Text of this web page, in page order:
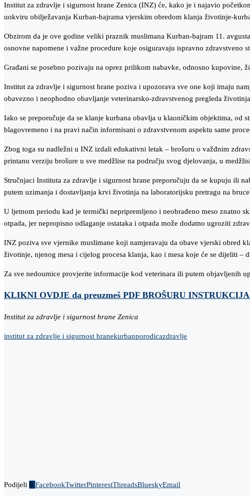
Institut za zdravlje i sigurnost hrane Zenica (INZ) će, kako je i najavio
uokviru obilježavanja Kurban-bajrama vjerskim obredom klanja životinje-
Obzirom da je ove godine veliki praznik muslimana Kurban-bajram 11.
osnovne napomene i važne procedure koje osiguravaju ispravno zdravstveno
Građani se posebno pozivaju na oprez prilikom nabavke, odnosno
Institut za zdravlje i sigurnost hrane poziva i upozorava sve one koji imaju
obavezno i neophodno obavljanje veterinarsko-zdravstvenog pregleda
Iako se preporučuje da se klanje kurbana obavlja u klaoničkim objektima, od
blagovremeno i na pravi način informisani o zdravstvenom aspektu same
Zbog toga su nadležni u INZ izdali edukativni letak – brošuru o važđnim
printanu verziju brošure u sve medžlise na području svog djelovanja, u
Stručnjaci Instituta za zdravlje i sigurnost hrane preporučuju da se kupuju ili
putem uzimanja i dostavljanja krvi životinja na laboratorijsku pretragu na
U ljetnom periodu kad je termički nepripremljeno i neobrađeno meso znatno
otpada, jer nepropisno odlaganje ostataka i otpada može dodatno ugroziti
INZ poziva sve vjernike muslimane koji namjeravaju da obave vjerski obred
životinje, njenog mesa i cijelog procesa klanja, kao i mesa koje će se dijeliti –
Za sve nedoumice provjerite informacije kod veterinara ili putem objavljenih
KLIKNI OVDJE da preuzmeš PDF BROŠURU
Institut za zdravlje i sigurnost hrane Zenica
institut za zdravlje i sigurnost hranekurbanporodicazdravlje
Podijeli 0 FacebookTwitterPinterestThreadsBlueskyEmail